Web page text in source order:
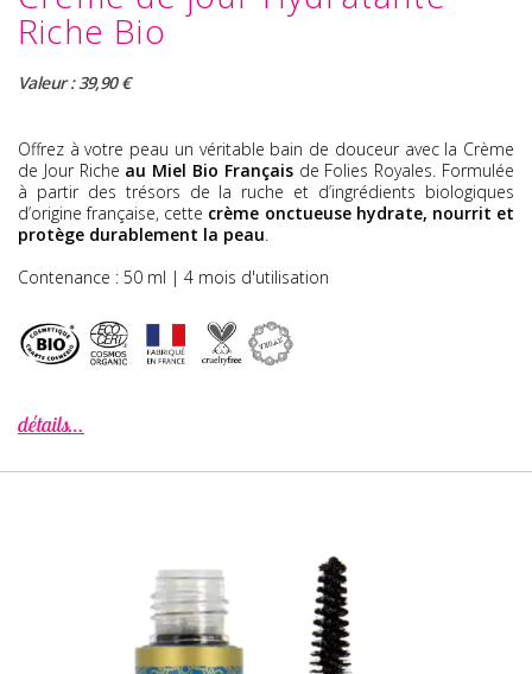
Riche Bio
Valeur : 39,90 €
Offrez à votre peau un véritable bain de douceur avec la Crème
de Jour Riche au Miel Bio Françaisde Folies Royales. Formulée
à partir des trésors de la ruche et d’ingrédients biologiques
d’origine française, cette crème onctueuse hydrate, nourrit et
protège durablement la peau.
Contenance : 50 ml | 4 mois d'utilisation
détails…